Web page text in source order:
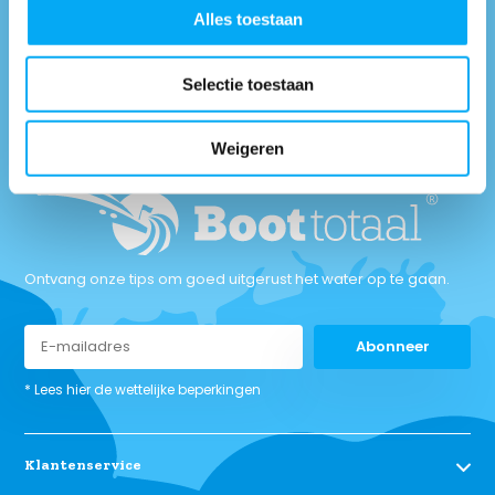
Alles toestaan
Selectie toestaan
Weigeren
Maandag t/m vrijdag tussen: 9:00 uur tot 17:00 uur
ons op
Ontvang onze tips om goed uitgerust het water op te gaan.
Abonneer
* Lees hier de wettelijke beperkingen
Klantenservice